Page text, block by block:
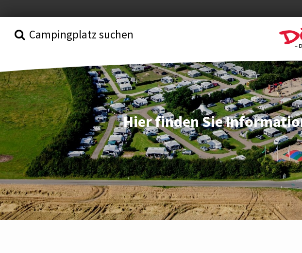
Campingplatz suchen
Hier finden Sie